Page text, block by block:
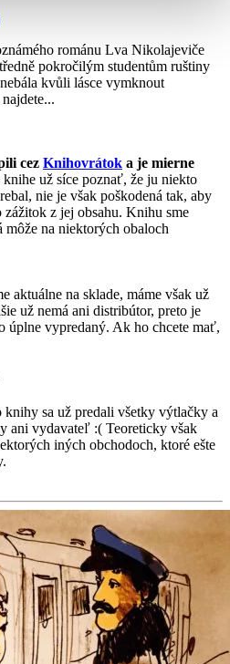
románu Lva Nikolajeviče
pokročilým studentům ruštiny
kvůli lásce vymknout
cez Knihovrátok a je mierne
knihe už síce poznať, že ju niekto
nie je však poškodená tak, aby
z jej obsahu. Knihu sme
na niektorých obaloch
aktuálne na sklade, máme však už
už nemá ani distribútor, preto je
úplne vypredaný. Ak ho chcete mať,
knihy sa už predali všetky výtlačky a
ani vydavateľ :( Teoreticky však
iných obchodoch, ktoré ešte